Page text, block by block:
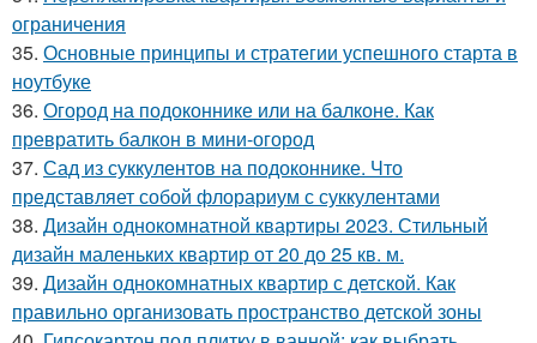
ограничения
35. Основные принципы и стратегии успешного старта в
ноутбуке
36. Огород на подоконнике или на балконе. Как
превратить балкон в мини-огород
37. Сад из суккулентов на подоконнике. Что
представляет собой флорариум с суккулентами
38. Дизайн однокомнатной квартиры 2023. Стильный
дизайн маленьких квартир от 20 до 25 кв. м.
39. Дизайн однокомнатных квартир с детской. Как
правильно организовать пространство детской зоны